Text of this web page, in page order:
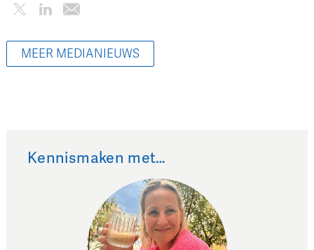
MEER MEDIANIEUWS
Kennismaken met…